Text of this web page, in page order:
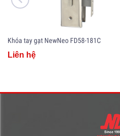
Khóa tay gạt NewNeo FD58-181C
Liên hệ